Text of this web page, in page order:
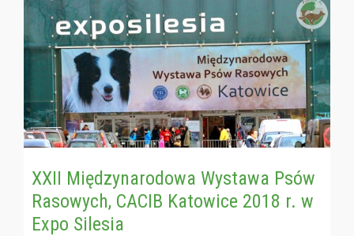
XXII Międzynarodowa Wystawa Psów
Rasowych, CACIB Katowice 2018 r. w
Expo Silesia